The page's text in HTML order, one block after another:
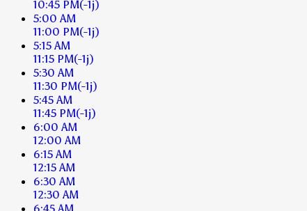
10:45 PM(-1j)
5:00 AM
11:00 PM(-1j)
5:15 AM
11:15 PM(-1j)
5:30 AM
11:30 PM(-1j)
5:45 AM
11:45 PM(-1j)
6:00 AM
12:00 AM
6:15 AM
12:15 AM
6:30 AM
12:30 AM
6:45 AM